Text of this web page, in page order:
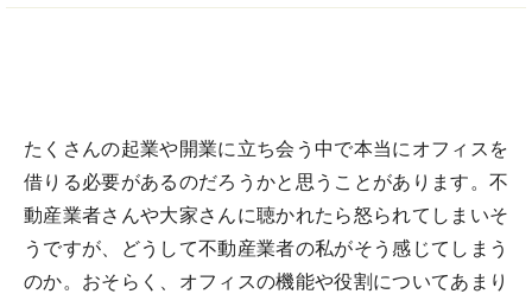
たくさんの起業や開業に立ち会う中で本当にオフィスを
借りる必要があるのだろうかと思うことがあります。不
動産業者さんや大家さんに聴かれたら怒られてしまいそ
うですが、どうして不動産業者の私がそう感じてしまう
のか。おそらく、オフィスの機能や役割についてあまり